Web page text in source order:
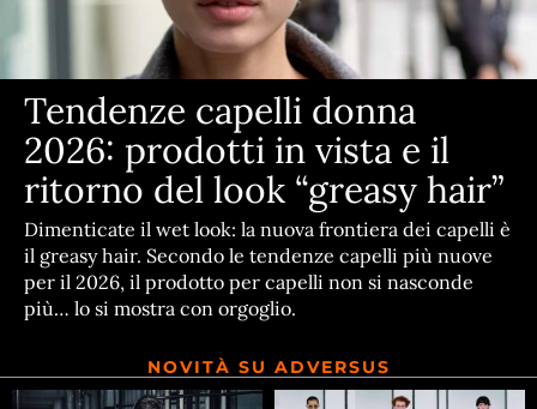
Tendenze capelli donna
2026: prodotti in vista e il
ritorno del look “greasy hair”
Dimenticate il wet look: la nuova frontiera dei capelli è
il greasy hair. Secondo le tendenze capelli più nuove
per il 2026, il prodotto per capelli non si nasconde
più… lo si mostra con orgoglio.
NOVITÀ SU ADVERSUS